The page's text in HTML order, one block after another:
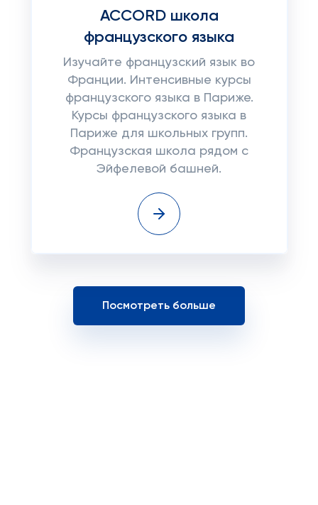
ACCORD школа
французского языка
Изучайте французский язык во
Франции. Интенсивные курсы
французского языка в Париже.
Курсы французского языка в
Париже для школьных групп.
Французская школа рядом с
Эйфелевой башней.
Посмотреть больше